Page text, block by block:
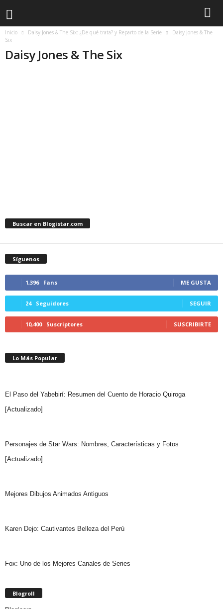
Inicio Daisy Jones & The Six: ¿De qué trata? y Reparto de la Serie
Daisy Jones & The
Six
Daisy Jones & The Six
Buscar en Blogistar.com
Síguenos
1,396 Fans ME GUSTA
24 Seguidores SEGUIR
10,400 Suscriptores SUSCRIBIRTE
Lo Más Popular
El Paso del Yabebirí: Resumen del Cuento de Horacio Quiroga
[Actualizado]
Personajes de Star Wars: Nombres, Características y Fotos
[Actualizado]
Mejores Dibujos Animados Antiguos
Karen Dejo: Cautivantes Belleza del Perú
Fox: Uno de los Mejores Canales de Series
Blogroll